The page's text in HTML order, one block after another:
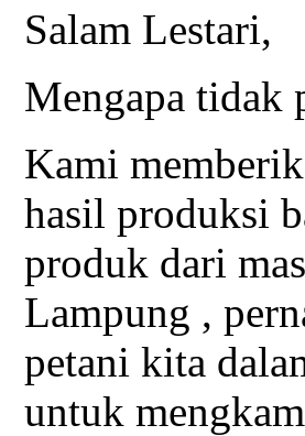
Salam Lestari,
Mengapa tidak
Kami
hasil produksi
produk dari
Lampung ,
petani kita
untuk